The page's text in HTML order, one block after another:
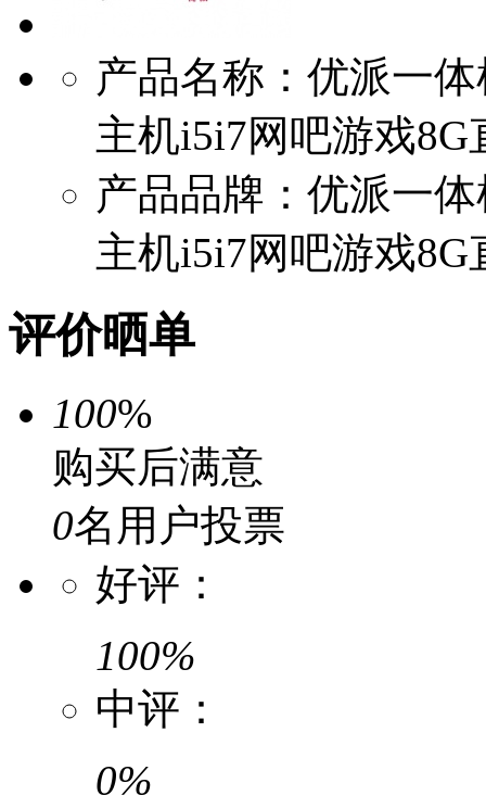
产品名称：优派一
主机i5i7网吧游戏8G
产品品牌：优派一
主机i5i7网吧游戏8G
评价晒单
100%
购买后满意
0名用户投票
好评：
100%
中评：
0%